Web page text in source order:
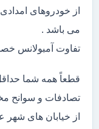
از خودروهای
می باشد .
تفاوت آمبولانس
قطعاً همه شما
تصادفات و سوانح
از خیابان های شهر